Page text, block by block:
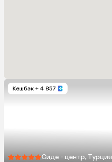
Кешбэк + 4 857
Сиде - центр, Турция